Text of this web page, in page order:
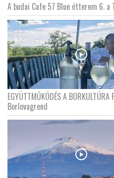
A budai Cafe 57 Blue étterem 6.
EGYÜTTMŰKÖDÉS A
Borlovagrend